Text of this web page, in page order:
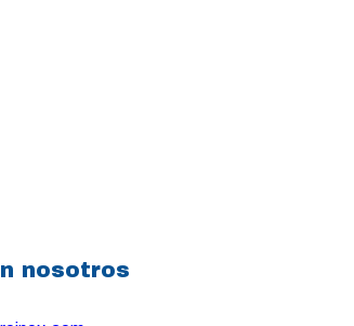
nosotros